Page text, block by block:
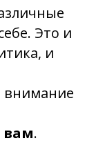
Это и
и
внимание
вам.